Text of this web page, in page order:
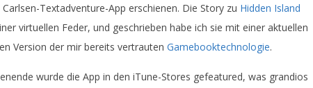
Textadventure-App erschienen. Die Story zu Hidden Island
virtuellen Feder, und geschrieben habe ich sie mit einer aktuellen
Version der mir bereits vertrauten Gamebooktechnologie.
wurde die App in den iTune-Stores gefeatured, was grandios